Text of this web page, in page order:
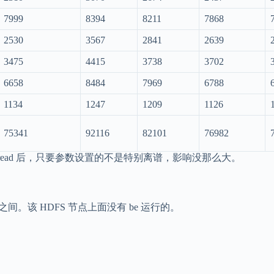
7999 8394 8211 7868
2530 3567 2841 2639
3475 4415 3738 3702
6658 8484 7969 6788
1134 1247 1209 1126
75341 92116 82101 76982
后，只要参数设置的不是特别离谱，影响没那么大。
。该 HDFS 节点上面没有 be 运行的。